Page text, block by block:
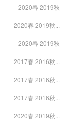
2020春 2019秋
2020春 2019秋...
2020春 2019秋
2017春 2016秋...
2017春 2016秋...
2017春 2016秋...
2020春 2019秋...